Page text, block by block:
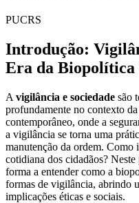
PUCRS
Introdução:
Era da
A vigilância e sociedade são
profundamente no contexto
contemporâneo, onde a
a vigilância se torna uma
manutenção da ordem. Como
cotidiana dos cidadãos?
forma a entender como a
formas de vigilância, abrindo
implicações éticas e sociais.